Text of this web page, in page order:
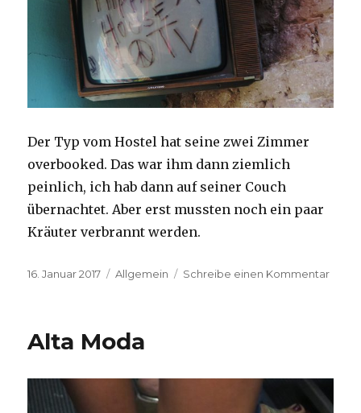
Der Typ vom Hostel hat seine zwei Zimmer
overbooked. Das war ihm dann ziemlich
peinlich, ich hab dann auf seiner Couch
übernachtet. Aber erst mussten noch ein paar
Kräuter verbrannt werden.
Veröffentlicht
16. Januar 2017 Kategorien
Allgemein Schreibe einen Kommentarzu
Alta Moda